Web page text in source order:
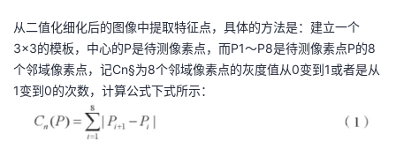
从二值化细化后的图像中提取特征点，具体的方法是：建立一个
3×3的模板，中心的P是待测像素点，而P1～P8是待测像素点P的8
个邻域像素点，记Cn§为8个邻域像素点的灰度值从0变到1或者是从
1变到0的次数，计算公式下式所示：